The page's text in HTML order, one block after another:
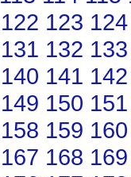
122 123 124
131 132 133
140 141 142
149 150 151
158 159 160
167 168 169